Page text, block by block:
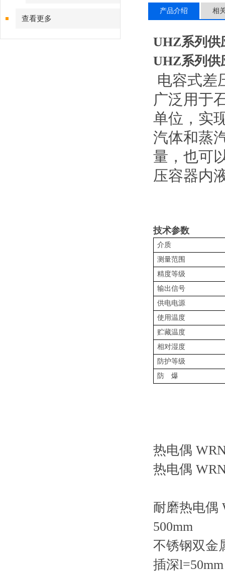
查看更多
产品介绍 相
UHZ系列供
UHZ系列供
电容式差
广泛用于
单位，实
汽体和蒸
量，也可
压容器内
技术参数
介质
测量范围
精度等级
输出信号
供电电源
使用温度
贮藏温度
相对湿度
防护等级
防 爆
热电偶
热电偶
耐磨热电偶
500mm
不锈钢双金
插深